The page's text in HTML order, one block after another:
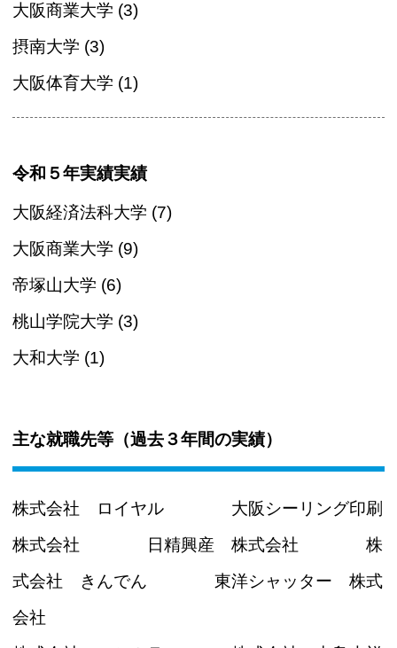
大阪商業大学 (3)
摂南大学 (3)
大阪体育大学 (1)
令和５年実績実績
大阪経済法科大学 (7)
大阪商業大学 (9)
帝塚山大学 (6)
桃山学院大学 (3)
大和大学 (1)
主な就職先等（過去３年間の実績）
株式会社 ロイヤル 大阪シーリング印刷
株式会社 日精興産 株式会社 株
式会社 きんでん 東洋シャッター 株式
会社